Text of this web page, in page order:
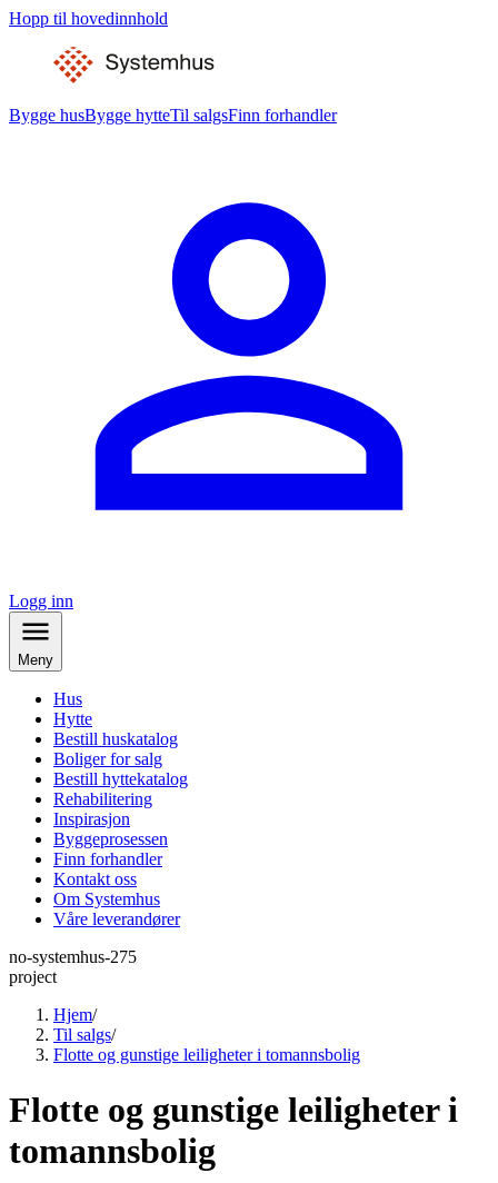
Hopp til hovedinnhold
Bygge husBygge hytteTil salgsFinn forhandler
Logg inn
Meny
Hus
Hytte
Bestill huskatalog
Boliger for salg
Bestill hyttekatalog
Rehabilitering
Inspirasjon
Byggeprosessen
Finn forhandler
Kontakt oss
Om Systemhus
Våre leverandører
no-systemhus-275
project
Hjem/
Til salgs/
Flotte og gunstige leiligheter i tomannsbolig
Flotte og gunstige leiligheter i
tomannsbolig